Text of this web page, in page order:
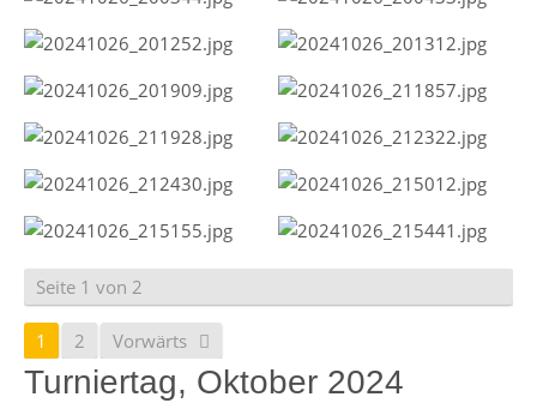
Seite 1 von 2
1 2 Vorwärts
Turniertag, Oktober 2024